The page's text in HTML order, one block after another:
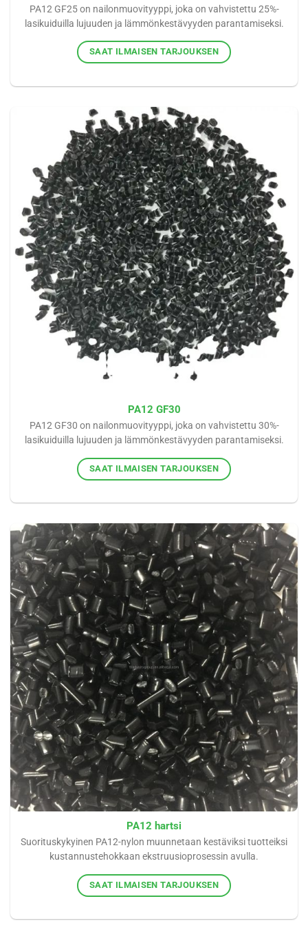
PA12 GF25 on nailonmuovityyppi, joka on vahvistettu 25%-
lasikuiduilla lujuuden ja lämmönkestävyyden parantamiseksi.
SAAT ILMAISEN TARJOUKSEN
PA12 GF30
PA12 GF30 on nailonmuovityyppi, joka on vahvistettu 30%-
lasikuiduilla lujuuden ja lämmönkestävyyden parantamiseksi.
SAAT ILMAISEN TARJOUKSEN
PA12 hartsi
Suorituskykyinen PA12-nylon muunnetaan kestäviksi tuotteiksi
kustannustehokkaan ekstruusioprosessin avulla.
SAAT ILMAISEN TARJOUKSEN